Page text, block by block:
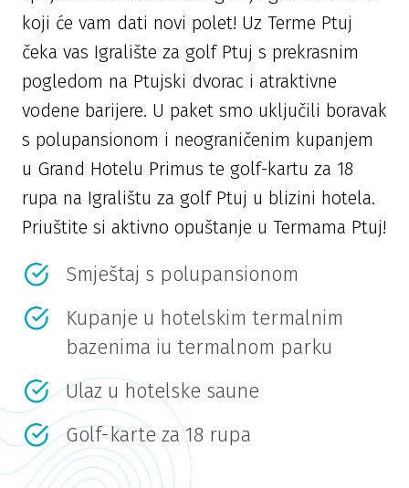
koji će vam dati novi polet! Uz Terme Ptuj
čeka vas Igralište za golf Ptuj s prekrasnim
pogledom na Ptujski dvorac i atraktivne
vodene barijere. U paket smo uključili boravak
s polupansionom i neograničenim kupanjem
u Grand Hotelu Primus te golf-kartu za 18
rupa na Igralištu za golf Ptuj u blizini hotela.
Priuštite si aktivno opuštanje u Termama Ptuj!
Smještaj s polupansionom
Kupanje u hotelskim termalnim
bazenima iu termalnom parku
Ulaz u hotelske saune
Golf-karte za 18 rupa